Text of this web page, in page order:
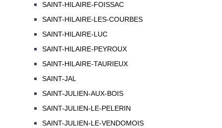
SAINT-HILAIRE-FOISSAC
SAINT-HILAIRE-LES-COURBES
SAINT-HILAIRE-LUC
SAINT-HILAIRE-PEYROUX
SAINT-HILAIRE-TAURIEUX
SAINT-JAL
SAINT-JULIEN-AUX-BOIS
SAINT-JULIEN-LE-PELERIN
SAINT-JULIEN-LE-VENDOMOIS